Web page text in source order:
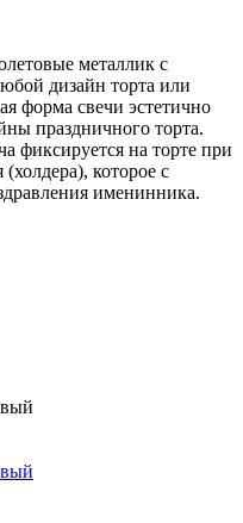
металлик с
дизайн торта или
форма свечи эстетично
праздничного торта.
фиксируется на торте при
которое с
именинника.